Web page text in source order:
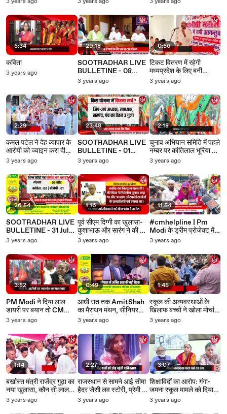
5:34
कविता
3 years ago
2:29
कमल पटेल ने देह व्यापार के
आरोपी को ज्वाइन करा दी
BJP, CM हाउस में दिलाई
3 years ago
26:54
SOOTRADHAR LIVE
BULLETINE - 31 July
2023 - 08-29-40 PM
3 years ago
3:52
PM Modi ने दिया लाल
डायरी पर बयान तो CM
Gehlot ने दिया ऐसा जवाब
3 years ago
1:14
बर्खास्त मंत्री राजेंद्र गुढ़ा का
नया खुलासा, कौन सी लाल
डायरी CM गहलोत के लिए
3 years ago
29:18
SOOTRADHAR LIVE
BULLETINE - 08
August 2023
3 years ago
23:48
SOOTRADHAR LIVE
BULLETINE - 01
August 2023
3 years ago
1:16
पूर्व सीएम दिग्गी का खुलासा-
कुशाभाऊ और सारंग ने की थी
मुझे जनसंघ में ले जाने की
3 years ago
0:49
आधी रात तक AmitShah
का मैराथन मंथन, सीनियर
लीडर्स को दिए ये निर्देश
3 years ago
2:27
राजस्थान से सामने आई सीमा
हैदर जैसी लव स्टोरी, प्रेमी से
सगाई करने पाकिस्तान पहुंची
3 years ago
0:56
टिकट वितरण में रहेगी
मध्यप्रदेश के लिए बनी
स्क्रीनिंग कमेटी की अहम
3 years ago
2:18
चुनाव अभियान समिति में पहले
नम्बर पर कांतिलाल भूरिया का
नाम, BJP बोली-कमलनाथ
3 years ago
11:54
#cmhelpline | Pm
Modi के ड्रीम प्रोजेक्ट में
लगा Corruption का
बिना रिश्वत नहीं होता काम!
3 years ago
1:45
स्कूल की अव्यवस्थाओं के
खिलाफ बच्चों ने खोला मोर्चा,
नहीं मानी अपर कलेक्टर की
3 years ago
3:07
शिक्षाविदों का आरोप: गंगा-
जमना स्कूल मामले को दिया
गया धर्म का रंग, स्कूल खोलने
3 years ago